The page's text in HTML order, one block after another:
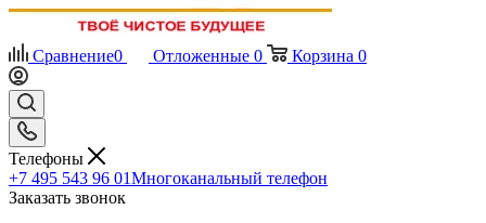
Сравнение0 Отложенные 0 Корзина 0
Телефоны
+7 495 543 96 01Многоканальный телефон
Заказать звонок